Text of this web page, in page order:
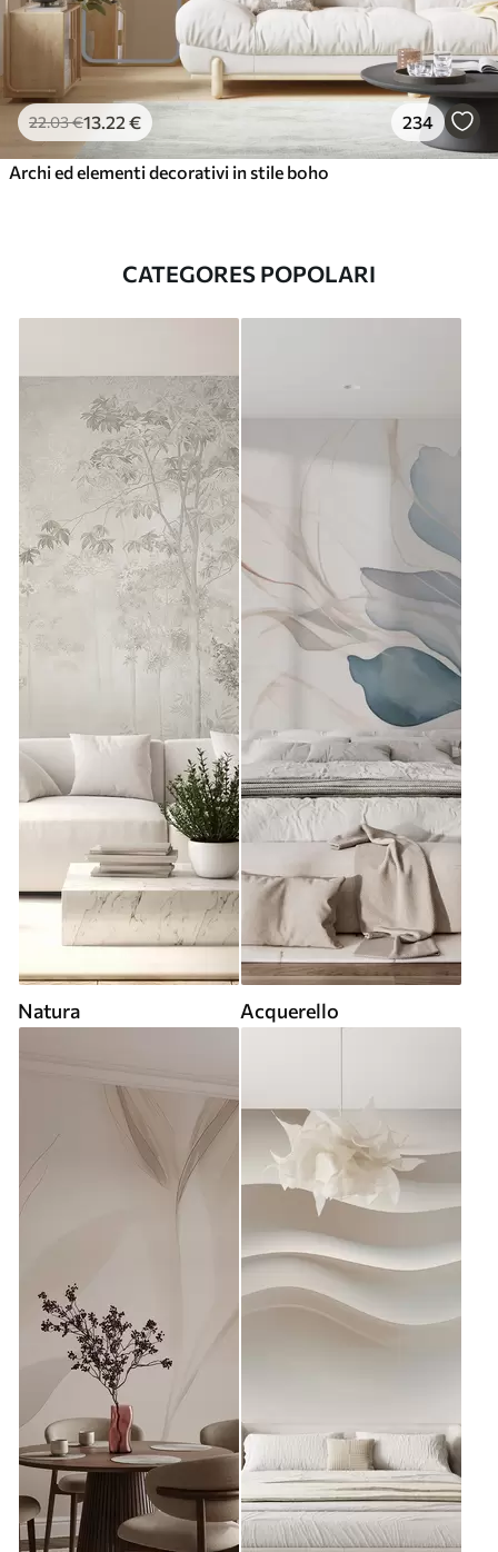
22.03€13 .22 € 234
Archi ed elementi decorativi in ​​stile boho
CATEGORES POPOLARI
Natura Acquerello